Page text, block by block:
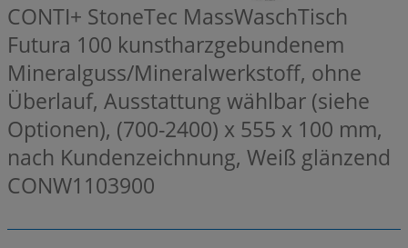
CONTI+ StoneTec MassWaschTisch
Futura 100 kunstharzgebundenem
Mineralguss/Mineralwerkstoff, ohne
Überlauf, Ausstattung wählbar (siehe
Optionen), (700-2400) x 555 x 100 mm,
nach Kundenzeichnung, Weiß glänzend
CONW1103900